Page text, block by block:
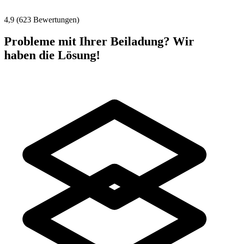
4,9 (623 Bewertungen)
Probleme mit Ihrer Beiladung? Wir
haben die Lösung!